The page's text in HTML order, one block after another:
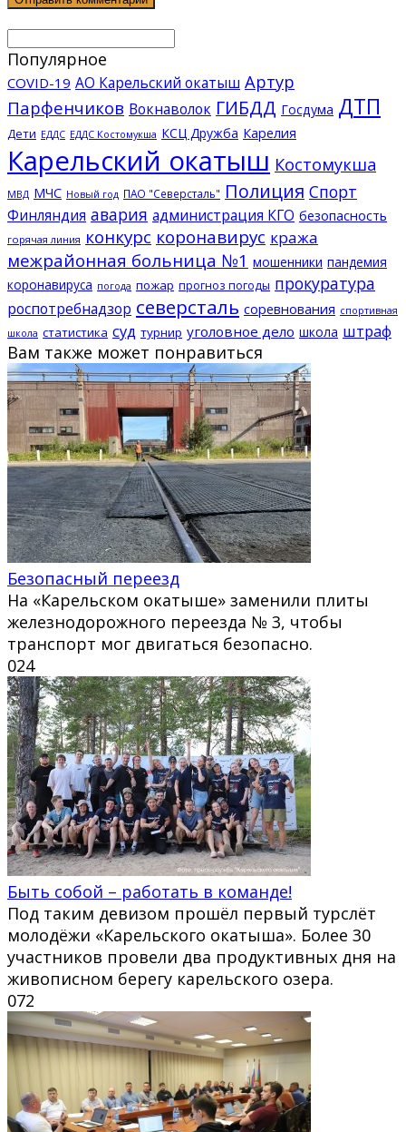
Популярное
COVID-19 АО Карельский окатыш Артур
Парфенчиков Вокнаволок ГИБДД Госдума ДТП
Дети ЕДДС ЕДДС Костомукша КСЦ Дружба Карелия
Карельский окатыш Костомукша
МВД МЧС Новый год ПАО "Северсталь" Полиция Спорт
Финляндия авария администрация КГО безопасность
горячая линия конкурс коронавирус кража
межрайонная больница №1 мошенники пандемия
коронавируса погода пожар прогноз погоды прокуратура
роспотребнадзор северсталь соревнования спортивная
школа статистика суд турнир уголовное дело школа штраф
Вам также может понравиться
Безопасный переезд
На «Карельском окатыше» заменили плиты
железнодорожного переезда № 3, чтобы
транспорт мог двигаться безопасно.
024
Быть собой – работать в команде!
Под таким девизом прошёл первый турслёт
молодёжи «Карельского окатыша». Более 30
участников провели два продуктивных дня на
живописном берегу карельского озера.
072